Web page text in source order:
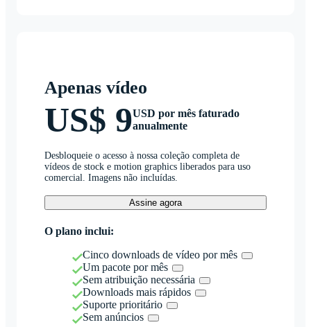
Apenas vídeo
US$ 9USD por mês faturado
anualmente
Desbloqueie o acesso à nossa coleção completa de
vídeos de stock e motion graphics liberados para uso
comercial. Imagens não incluídas.
Assine agora
O plano inclui:
Cinco downloads de vídeo por mês
Um pacote por mês
Sem atribuição necessária
Downloads mais rápidos
Suporte prioritário
Sem anúncios